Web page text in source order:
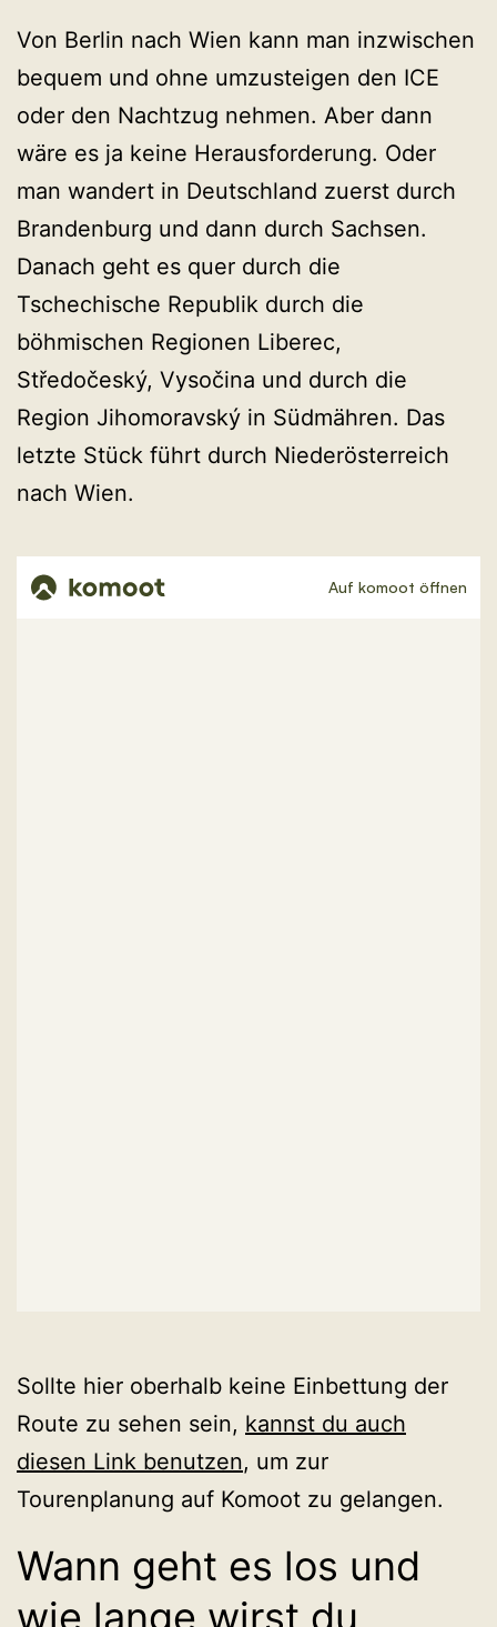
Von Berlin nach Wien kann man inzwischen
bequem und ohne umzusteigen den ICE
oder den Nachtzug nehmen. Aber dann
wäre es ja keine Herausforderung. Oder
man wandert in Deutschland zuerst durch
Brandenburg und dann durch Sachsen.
Danach geht es quer durch die
Tschechische Republik durch die
böhmischen Regionen Liberec,
Středočeský, Vysočina und durch die
Region Jihomoravský in Südmähren. Das
letzte Stück führt durch Niederösterreich
nach Wien.
Sollte hier oberhalb keine Einbettung der
Route zu sehen sein, kannst du auch
diesen Link benutzen, um zur
Tourenplanung auf Komoot zu gelangen.
Wann geht es los und
wie lange wirst du